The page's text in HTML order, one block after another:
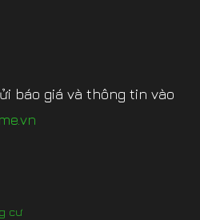
báo giá và thông tin vào
cư